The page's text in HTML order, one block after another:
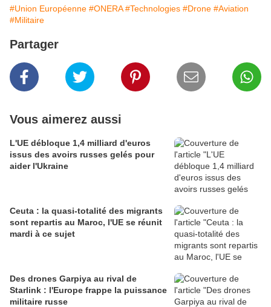
#Union Européenne #ONERA #Technologies #Drone #Aviation
#Militaire
Partager
Vous aimerez aussi
L'UE débloque 1,4 milliard d'euros
issus des avoirs russes gelés pour
aider l'Ukraine
Ceuta : la quasi-totalité des migrants
sont repartis au Maroc, l'UE se réunit
mardi à ce sujet
Des drones Garpiya au rival de
Starlink : l'Europe frappe la puissance
militaire russe